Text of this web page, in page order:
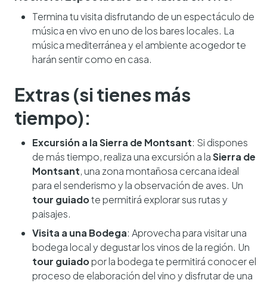
Termina tu visita disfrutando de un espectáculo de
música en vivo en uno de los bares locales. La
música mediterránea y el ambiente acogedor te
harán sentir como en casa.
Extras (si tienes más
tiempo):
Excursión a la Sierra de Montsant: Si dispones
de más tiempo, realiza una excursión a laSierra de
Montsant, una zona montañosa cercana ideal
para el senderismo y la observación de aves. Un
tour guiadote permitirá explorar sus rutas y
paisajes.
Visita a una Bodega: Aprovecha para visitar una
bodega local y degustar los vinos de la región. Un
tour guiadopor la bodega te permitirá conocer el
proceso de elaboración del vino y disfrutar de una